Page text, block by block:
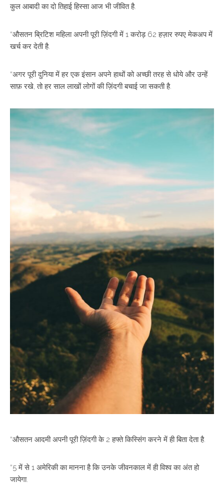
कुल आबादी का दो तिहाई हिस्सा आज भी जीवित है.
“औसतन ब्रिटिश महिला अपनी पूरी ज़िंदगी में 1 करोड़ 62 हज़ार रुपए मेकअप में
खर्च कर देती है.
“अगर पूरी दुनिया में हर एक इंसान अपने हाथों को अच्छी तरह से धोये और उन्हें
साफ़ रखे, तो हर साल लाखों लोगों की ज़िंदगी बचाई जा सकती है.
“औसतन आदमी अपनी पूरी ज़िंदगी के 2 हफ्ते किस्सिंग करने में ही बिता देता है.
“5 में से 1 अमेरिकी का मानना है कि उनके जीवनकाल में ही विश्व का अंत हो
जायेगा.